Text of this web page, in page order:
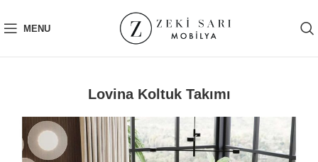
MENU
Lovina Koltuk Takımı